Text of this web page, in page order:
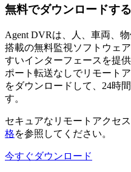
無料でダウンロードす
Agent DVRは、人、車両、
搭載の無料監視ソフトウェ
すいインターフェースを提
ポート転送なしでリモート
をダウンロードして、24時
す。
セキュアなリモートアクセ
格を参照してください。
今すぐダウンロード